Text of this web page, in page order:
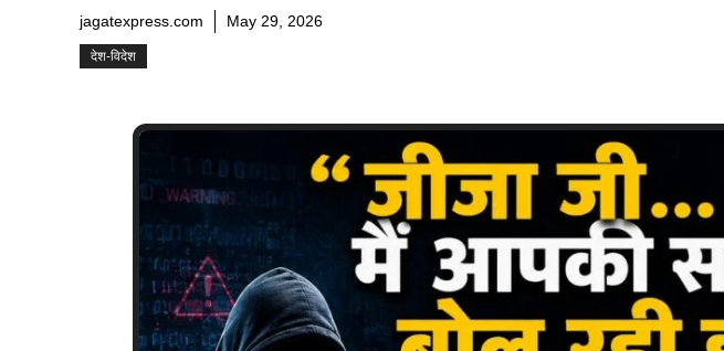
jagatexpress.com May 29, 2026
देश-विदेश